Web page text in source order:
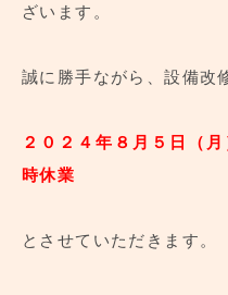
ざいます。
誠に勝手ながら、設備改
２０２４年８月５日（
時休業
とさせていただきます。